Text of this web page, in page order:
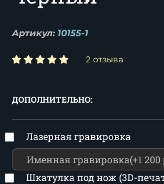
Артикул: 10155-1
2 отзыва
ДОПОЛНИТЕЛЬНО:
Лазерная гравировка
Шкатулка под нож (3D-